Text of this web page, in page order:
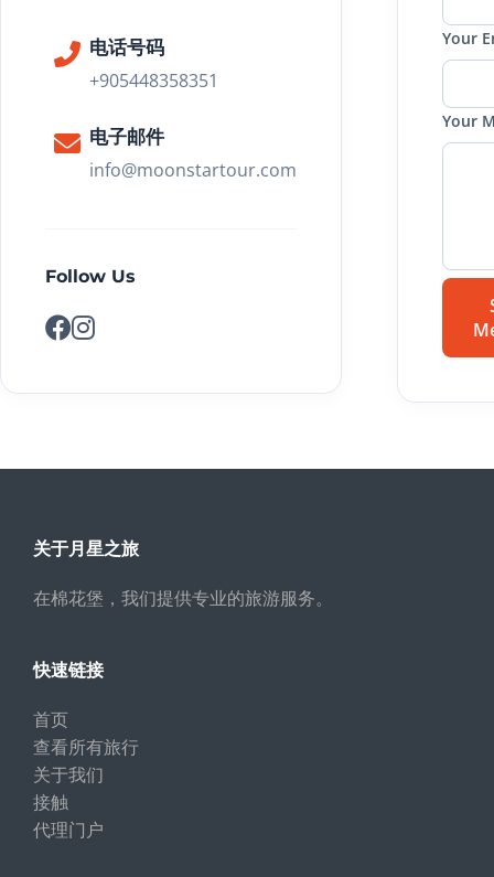
电话号码
+905448358351
电子邮件
info@moonstartour.com
Follow Us
Your
Your
关于月星之旅
在棉花堡，我们提供专业的旅游服务。
快速链接
首页
查看所有旅行
关于我们
接触
代理门户